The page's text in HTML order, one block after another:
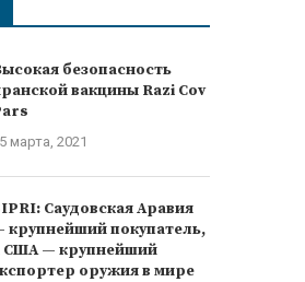
безопасность
вакцины Razi Cov
марта, 2021
Саудовская Аравия
крупнейший покупатель,
США — крупнейший
оружия в мире